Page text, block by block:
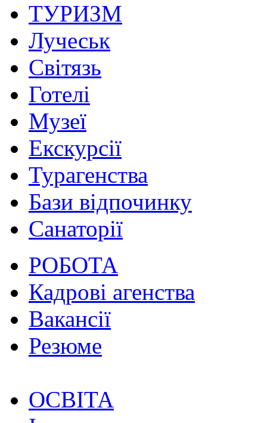
ТУРИЗМ
Лучеськ
Світязь
Готелі
Музеї
Екскурсії
Турагенства
Бази відпочинку
Санаторії
РОБОТА
Кадрові агенства
Вакансії
Резюме
ОСВІТА